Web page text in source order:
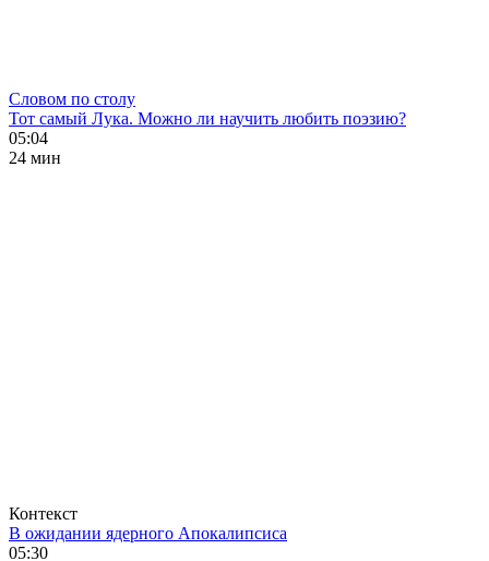
Словом по столу
Тот самый Лука. Можно ли научить любить поэзию?
05:04
24 мин
Контекст
В ожидании ядерного Апокалипсиса
05:30